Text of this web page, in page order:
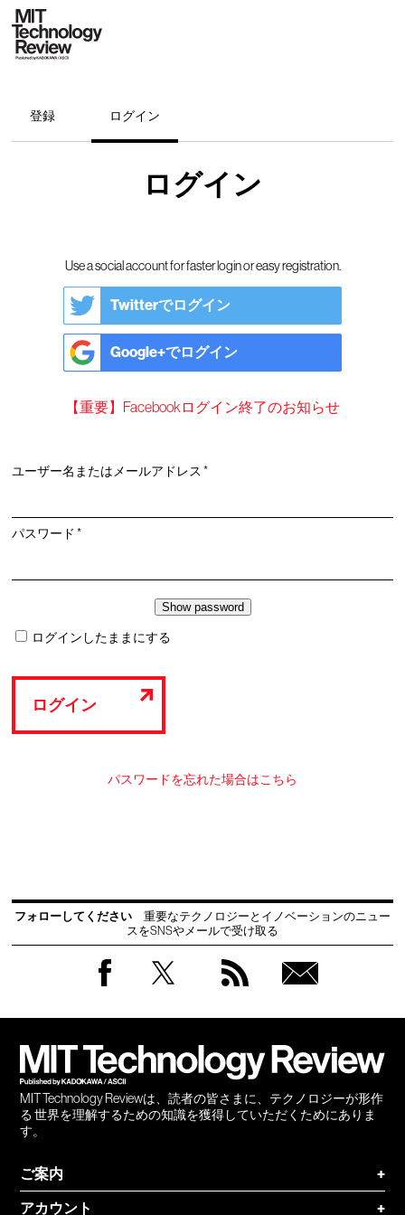
登録 ログイン
ログイン
Use a social account for faster login or easy registration.
Twitterでログイン
Google+でログイン
【重要】Facebookログイン終了のお知らせ
ユーザー名またはメールアドレス*必
パスワード*必
ログインしたままにする
ログイン
パスワードを忘れた場合はこちら
フォローしてください
重要なテクノロジーとイノベーションのニュー
スをSNSやメールで受け取る
MIT Technology Reviewは、読者の皆さまに、テクノロジーが形作
る 世界を理解するための知識を獲得していただくためにありま
す。
ご案内
+
アカウント
+